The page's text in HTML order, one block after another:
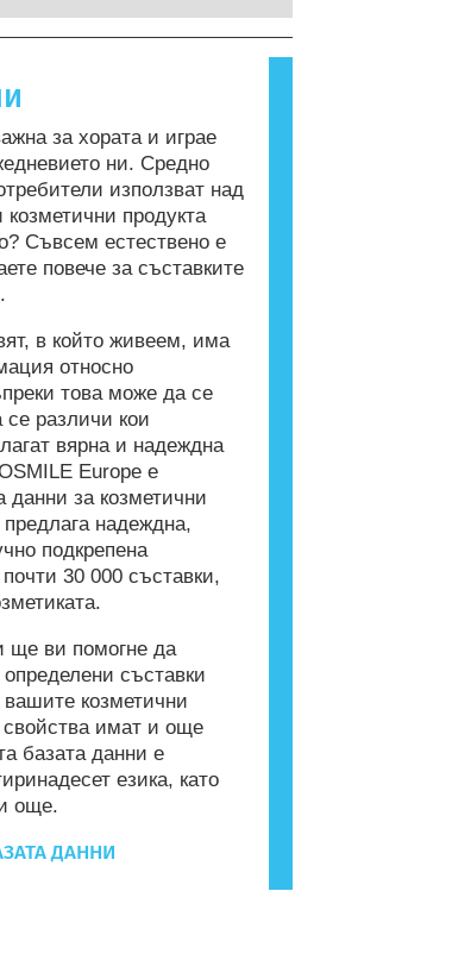
което предизвиква
се нарича алерген.
за лична хигиена
съставки, които могат да
някои хора. Това не
не е безопасен за
потребители.
за хората и играе
ни. Средно
използват над
продукта
Съвсем естествено е
повече за съставките
в който живеем, има
относно
това може да се
се различи кои
вярна и надеждна
Europe е
данни за козметични
предлага надеждна,
подкрепена
30 000 съставки,
ще ви помогне да
съставки
козметични
свойства имат и още
базата данни е
езика, като
още.
ДАННИ